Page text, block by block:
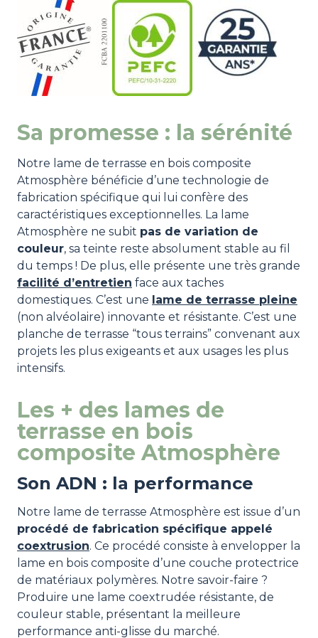
Sa promesse : la sérénité
Notre lame de terrasse en bois composite
Atmosphère bénéficie d’une technologie de
fabrication spécifique qui lui confère des
caractéristiques exceptionnelles. La lame
Atmosphère ne subit pas de variation de
couleur, sa teinte reste absolument stable au fil
du temps ! De plus, elle présente une très grande
facilité d’entretien face aux taches
domestiques. C’est une lame de terrasse pleine
(non alvéolaire) innovante et résistante. C’est une
planche de terrasse “tous terrains” convenant aux
projets les plus exigeants et aux usages les plus
intensifs.
Les + des lames de
terrasse en bois
composite Atmosphère
Son ADN : la performance
Notre lame de terrasse Atmosphère est issue d’un
procédé de fabrication spécifique appelé
coextrusion. Ce procédé consiste à envelopper la
lame en bois composite d’une couche protectrice
de matériaux polymères. Notre savoir-faire ?
Produire une lame coextrudée résistante, de
couleur stable, présentant la meilleure
performance anti-glisse du marché.